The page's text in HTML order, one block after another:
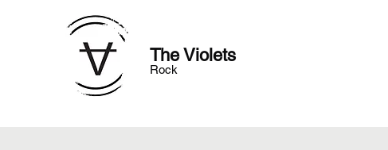
The Violets
Rock